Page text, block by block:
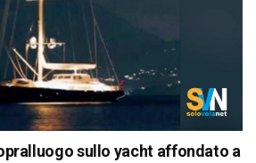
sullo yacht affondato a